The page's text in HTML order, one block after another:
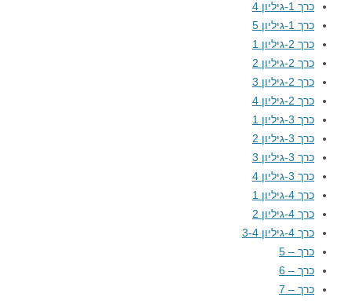
כרך 1-גיליון 4
כרך 1-גיליון 5
כרך 2-גיליון 1
כרך 2-גיליון 2
כרך 2-גיליון 3
כרך 2-גיליון 4
כרך 3-גיליון 1
כרך 3-גיליון 2
כרך 3-גיליון 3
כרך 3-גיליון 4
כרך 4-גיליון 1
כרך 4-גיליון 2
כרך 4-גיליון 3-4
כרך – 5
כרך – 6
כרך – 7